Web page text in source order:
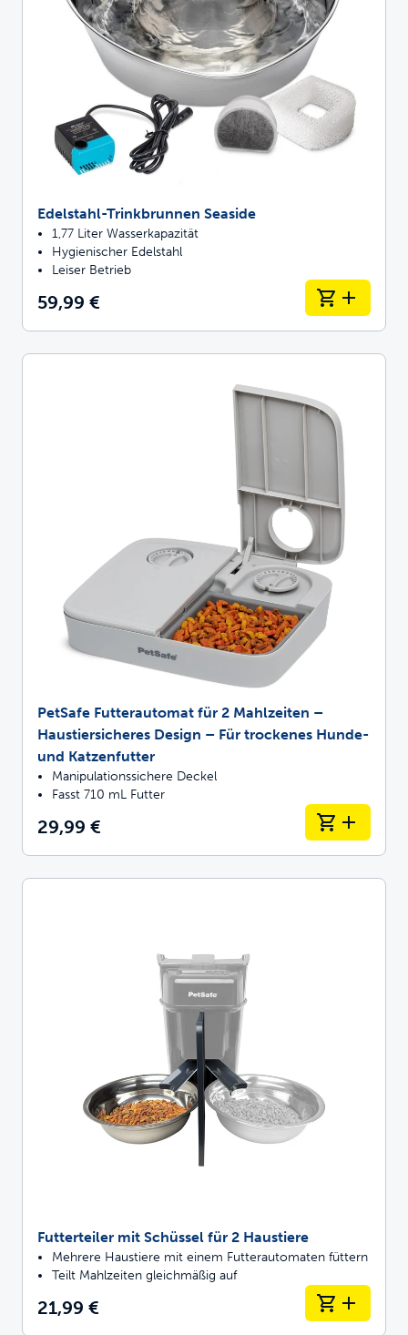
Edelstahl-Trinkbrunnen Seaside
1,77 Liter Wasserkapazität
Hygienischer Edelstahl
Leiser Betrieb
59,99 €
PetSafe Futterautomat für 2 Mahlzeiten –
Haustiersicheres Design – Für trockenes Hunde-
und Katzenfutter
Manipulationssichere Deckel
Fasst 710 mL Futter
29,99 €
Futterteiler mit Schüssel für 2 Haustiere
Mehrere Haustiere mit einem Futterautomaten füttern
Teilt Mahlzeiten gleichmäßig auf
21,99 €